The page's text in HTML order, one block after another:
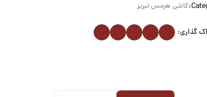
کاشی هرمس تبریز
گذاری: